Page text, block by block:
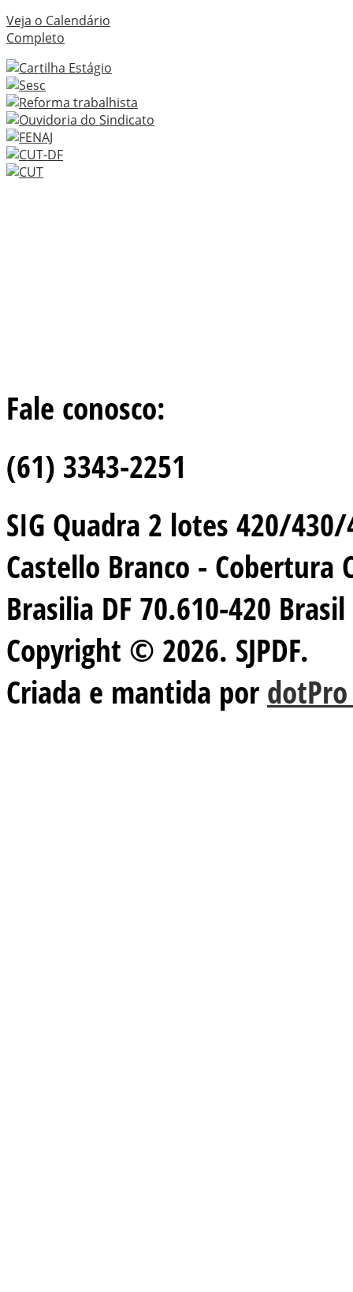
Veja o Calendário
Completo
Fale conosco:
(61) 3343-2251
SIG Quadra 2 lotes 420/
Castello Branco - Cobertura
Brasilia DF 70.610-420 Brasil
Copyright © 2026. SJPDF.
Criada e mantida por